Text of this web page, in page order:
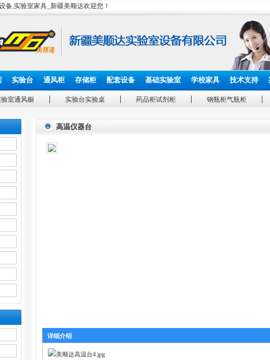
备,实验室家具_新疆美顺达欢迎您！
实验台 通风柜 存储柜 配套设备 基础实验室 学校家具 技术支持
室通风橱 实验台实验桌 药品柜试剂柜 钢瓶柜气瓶柜
高温仪器台
详细介绍